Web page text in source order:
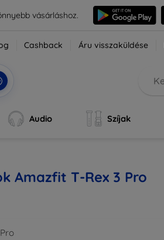
vásárláshoz.
Cashback Áru visszaküldése
Audio Szíjak
Amazfit T-Rex 3 Pro